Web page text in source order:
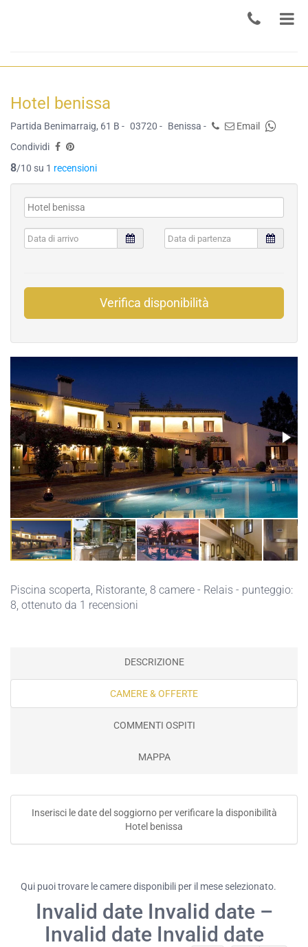
Hotel benissa
Partida Benimarraig, 61 B - 03720 - Benissa -
Email
Condividi
8/10 su 1 recensioni
Verifica disponibilità
Piscina scoperta, Ristorante, 8 camere - Relais - punteggio:
8, ottenuto da 1 recensioni
DESCRIZIONE
CAMERE & OFFERTE
COMMENTI OSPITI
MAPPA
Inserisci le date del soggiorno per verificare la disponibilità
Hotel benissa
Qui puoi trovare le camere disponibili per il mese selezionato.
Invalid date Invalid date –
Invalid date Invalid date